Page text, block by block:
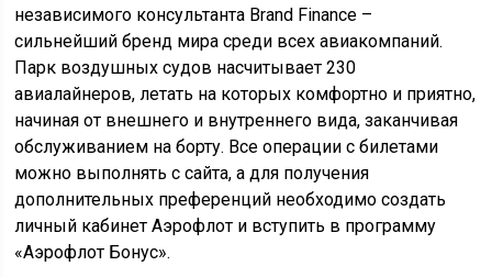
независимого консультанта Brand Finance –
сильнейший бренд мира среди всех авиакомпаний.
Парк воздушных судов насчитывает 230
авиалайнеров, летать на которых комфортно и приятно,
начиная от внешнего и внутреннего вида, заканчивая
обслуживанием на борту. Все операции с билетами
можно выполнять с сайта, а для получения
дополнительных преференций необходимо создать
личный кабинет Аэрофлот и вступить в программу
«Аэрофлот Бонус».